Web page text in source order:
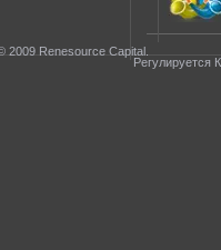
2009 Renesource Capital.
Регулируется